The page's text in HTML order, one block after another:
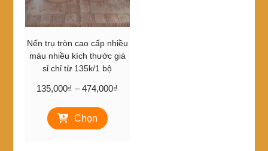
Nến trụ tròn cao cấp nhiều
màu nhiều kích thước giá
sỉ chỉ từ 135k/1 bộ
135,000₫ – 474,000₫
Chọn
phẩm